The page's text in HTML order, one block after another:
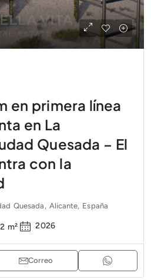
en primera línea
en La
Quesada – El
con la
Quesada, Alicante, España
m² 2026
Correo